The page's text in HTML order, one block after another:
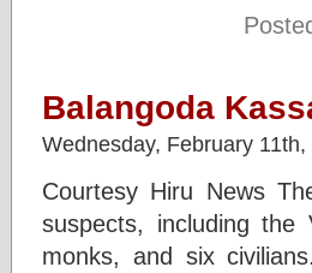
Balangoda
Wednesday, February 11th,
Courtesy Hiru News
suspects, including the
monks, and six